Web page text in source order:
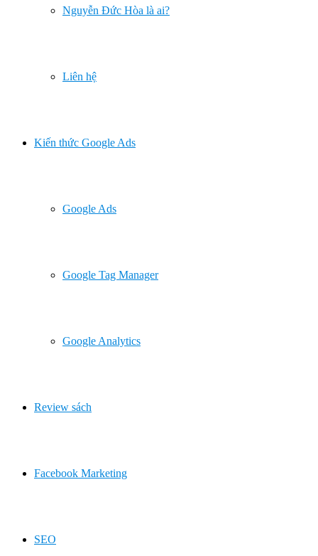
Nguyễn Đức Hòa là ai?
Liên hệ
Kiến thức Google Ads
Google Ads
Google Tag Manager
Google Analytics
Review sách
Facebook Marketing
SEO